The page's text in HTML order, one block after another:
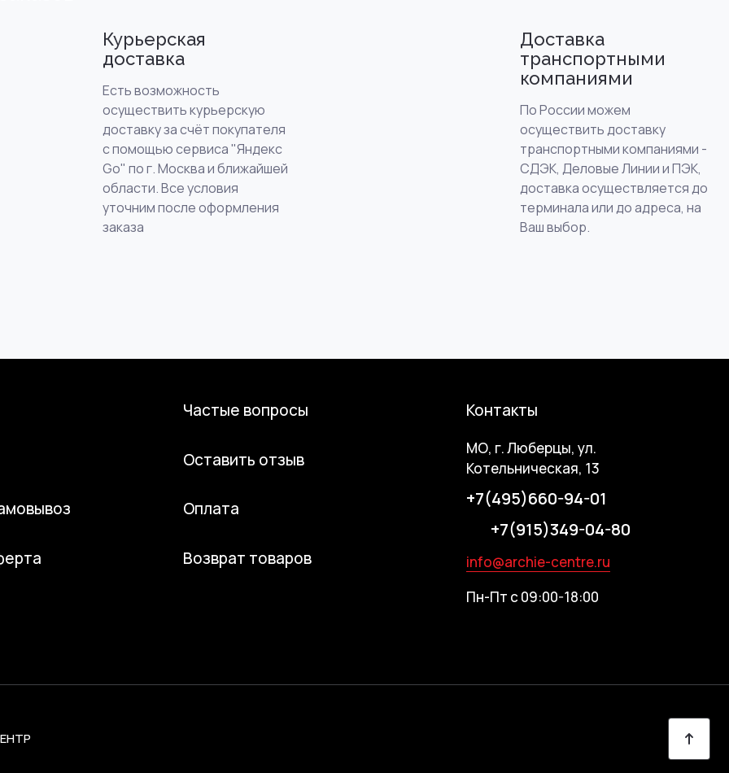
Курьерская
доставка
Есть возможность
осуществить курьерскую
доставку за счёт покупателя
с помощью сервиса "Яндекс
Go" по г. Москва и ближайшей
области. Все условия
уточним после оформления
заказа
Доставка
транспортными
компаниями
По России можем
осуществить доставку
транспортными компаниями -
СДЭК, Деловые Линии и ПЭК,
доставка осуществляется до
терминала или до адреса, на
Ваш выбор.
Частые вопросы
Оставить отзыв
Оплата
Возврат товаров
Контакты
МО, г. Люберцы, ул.
Котельническая, 13
+7(495)660-94-01
+7(915)349-04-80
info@archie-centre.ru
Пн-Пт с 09:00-18:00